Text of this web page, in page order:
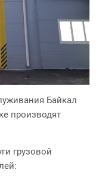
Байкал
производят
грузовой